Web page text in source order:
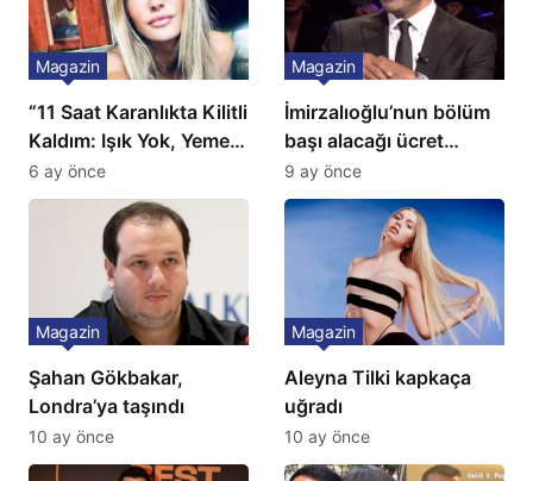
“11 Saat Karanlıkta Kilitli
Kaldım: Işık Yok, Yemek
Yok, Tuvalet Yok!”
Çağla Şikel’den Şok
Magazin
6 ay önce
İmirzalıoğlu’nun bölüm
başı alacağı ücret
Türkiye’de bir ilk:
Gözünü 2 ilçeye dikti!
Magazin
9 ay önce
Şahan Gökbakar,
Londra’ya taşındı
Magazin
10 ay önce
Aleyna Tilki kapkaça
uğradı
Magazin
10 ay önce